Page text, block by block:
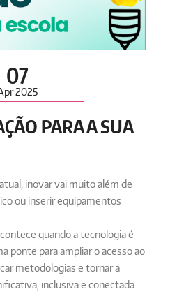
07
2025
PARA A SUA
inovar vai muito além de
ou inserir equipamentos
quando a tecnologia é
ponte para ampliar o acesso ao
metodologias e tornar a
inclusiva e conectada